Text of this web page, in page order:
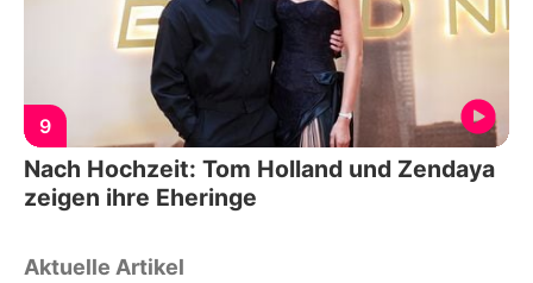
9
Nach Hochzeit: Tom Holland und Zendaya
zeigen ihre Eheringe
Aktuelle Artikel